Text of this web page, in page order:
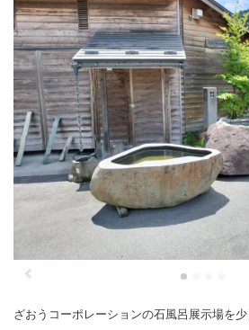
ざおうコーポレーションの石風呂展示場を少